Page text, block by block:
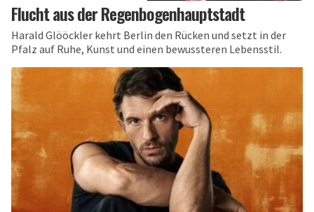
Flucht aus der Regenbogenhauptstadt
Harald Glööckler kehrt Berlin den Rücken und setzt in der
Pfalz auf Ruhe, Kunst und einen bewussteren Lebensstil.